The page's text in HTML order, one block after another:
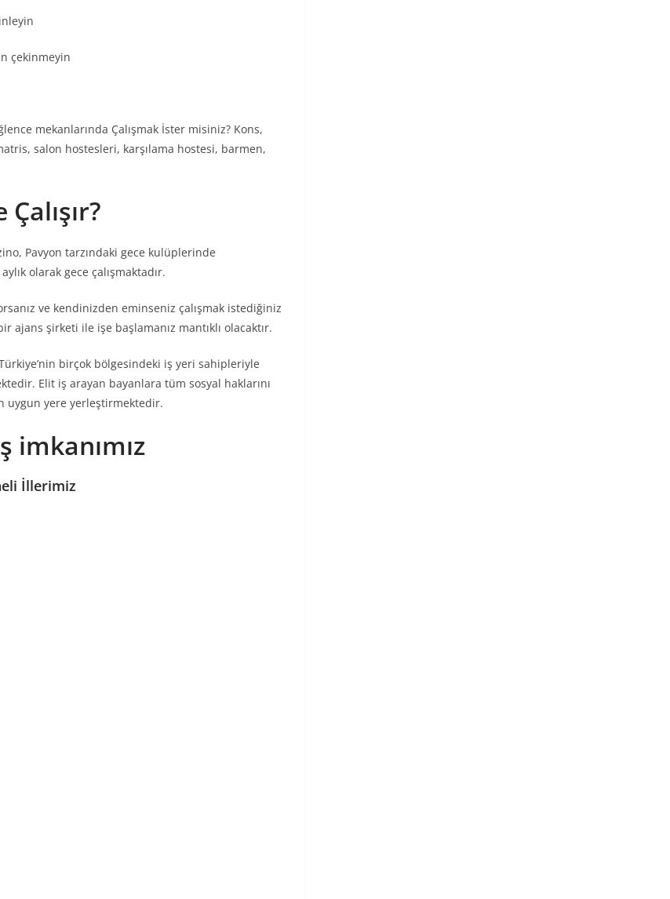
çekinmeyin
mekanlarında Çalışmak İster misiniz? Kons,
salon hostesleri, karşılama hostesi, barmen,
Pavyon tarzındaki gece kulüplerinde
olarak gece çalışmaktadır.
ve kendinizden eminseniz çalışmak istediğiniz
şirketi ile işe başlamanız mantıklı olacaktır.
birçok bölgesindeki iş yeri sahipleriyle
Elit iş arayan bayanlara tüm sosyal haklarını
uygun yere yerleştirmektedir.
imkanımız
İllerimiz